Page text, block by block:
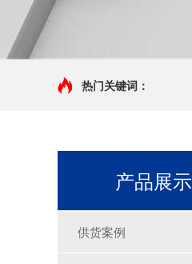
热门关键词：
产品展示
供货案例